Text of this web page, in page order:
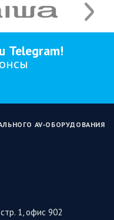
Telegram!
AV‑ОБОРУДОВАНИЯ
1, офис 902